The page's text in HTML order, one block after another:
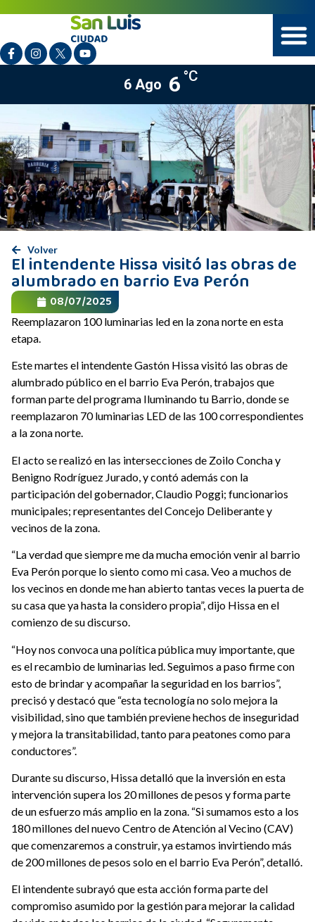
6 Ago 6 °C
Volver
El intendente Hissa visitó las obras de
alumbrado en barrio Eva Perón
08/07/2025
Reemplazaron 100 luminarias led en la zona norte en esta
etapa.
Este martes el intendente Gastón Hissa visitó las obras de
alumbrado público en el barrio Eva Perón, trabajos que
forman parte del programa Iluminando tu Barrio, donde se
reemplazaron 70 luminarias LED de las 100 correspondientes
a la zona norte.
El acto se realizó en las intersecciones de Zoilo Concha y
Benigno Rodríguez Jurado, y contó además con la
participación del gobernador, Claudio Poggi; funcionarios
municipales; representantes del Concejo Deliberante y
vecinos de la zona.
“La verdad que siempre me da mucha emoción venir al barrio
Eva Perón porque lo siento como mi casa. Veo a muchos de
los vecinos en donde me han abierto tantas veces la puerta de
su casa que ya hasta la considero propia”, dijo Hissa en el
comienzo de su discurso.
“Hoy nos convoca una política pública muy importante, que
es el recambio de luminarias led. Seguimos a paso firme con
esto de brindar y acompañar la seguridad en los barrios”,
precisó y destacó que “esta tecnología no solo mejora la
visibilidad, sino que también previene hechos de inseguridad
y mejora la transitabilidad, tanto para peatones como para
conductores”.
Durante su discurso, Hissa detalló que la inversión en esta
intervención supera los 20 millones de pesos y forma parte
de un esfuerzo más amplio en la zona. “Si sumamos esto a los
180 millones del nuevo Centro de Atención al Vecino (CAV)
que comenzaremos a construir, ya estamos invirtiendo más
de 200 millones de pesos solo en el barrio Eva Perón”, detalló.
El intendente subrayó que esta acción forma parte del
compromiso asumido por la gestión para mejorar la calidad